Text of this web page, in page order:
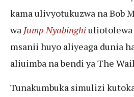
kama ulivyotukuzwa na Bob
wa Jump Nyabinghiuliotolewa
msanii huyo aliyeaga dunia
aliuimba na bendi ya The
Tunakumbuka simulizi